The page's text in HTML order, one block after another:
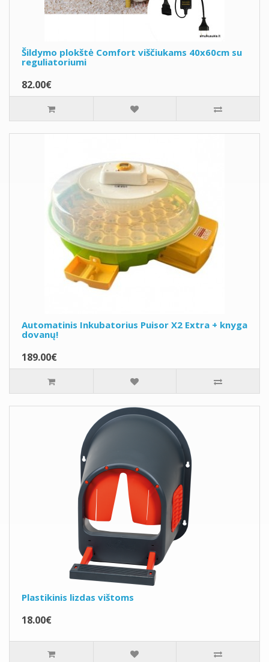
Šildymo plokštė Comfort viščiukams 40x60cm su
reguliatoriumi
82.00€
Automatinis Inkubatorius Puisor X2 Extra + knyga
dovanų!
189.00€
Plastikinis lizdas vištoms
18.00€